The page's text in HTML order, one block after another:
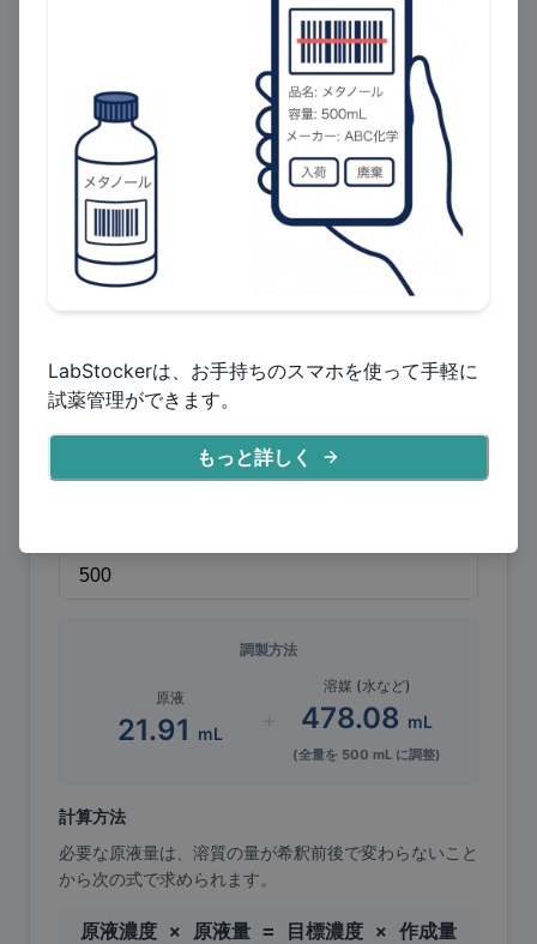
モル濃度 (mol/L) = 濃度 (w/v%) ×
塩化ナトリウム の希釈計算
原液の濃度の単位
w/v%
目標濃度の単位
w/v%
目標濃度 (mol/L)
調製方法
原液
21.91 mL
溶媒 (水など)
478.08 mL
(全量を 500 mL に調整)
計算方法
必要な原液量は、溶質の量が希釈前後で変わらないこと
から次の式で求められます。
原液濃度 × 原液量 = 目標濃度 × 作成量
LabStockerは、お手持ちのスマホを使って手軽に
試薬管理ができます。
もっと詳しく